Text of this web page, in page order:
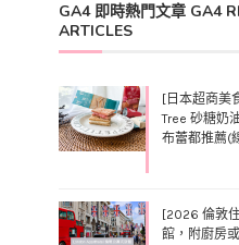
GA4 即時熱門文章 GA4
ARTICLES
[日本超商美
Tree 砂糖奶
布蕾都推薦(
[2026 倫敦
館，附廚房